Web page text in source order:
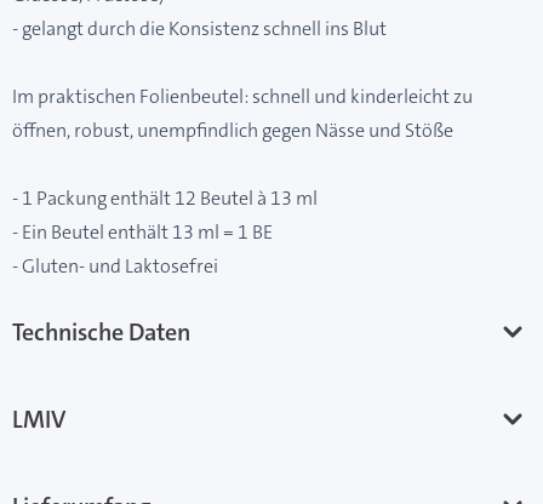
- gelangt durch die Konsistenz schnell ins Blut
Im praktischen Folienbeutel: schnell und kinderleicht zu
öffnen, robust, unempfindlich gegen Nässe und Stöße
- 1 Packung enthält 12 Beutel à 13 ml
- Ein Beutel enthält 13 ml = 1 BE
- Gluten- und Laktosefrei
Technische Daten
LMIV